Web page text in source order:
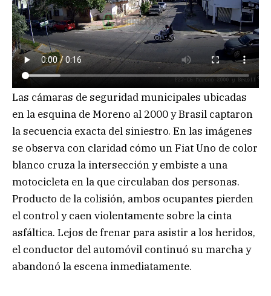
Las cámaras de seguridad municipales ubicadas
en la esquina de Moreno al 2000 y Brasil captaron
la secuencia exacta del siniestro. En las imágenes
se observa con claridad cómo un Fiat Uno de color
blanco cruza la intersección y embiste a una
motocicleta en la que circulaban dos personas.
Producto de la colisión, ambos ocupantes pierden
el control y caen violentamente sobre la cinta
asfáltica. Lejos de frenar para asistir a los heridos,
el conductor del automóvil continuó su marcha y
abandonó la escena inmediatamente.